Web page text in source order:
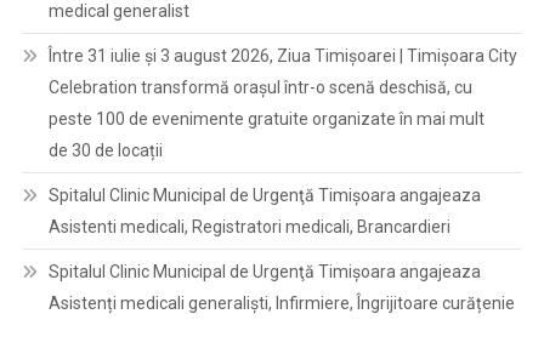
medical generalist
Între 31 iulie și 3 august 2026, Ziua Timișoarei | Timișoara City
Celebration transformă orașul într-o scenă deschisă, cu
peste 100 de evenimente gratuite organizate în mai mult
de 30 de locații
Spitalul Clinic Municipal de Urgenţă Timişoara angajeaza
Asistenti medicali, Registratori medicali, Brancardieri
Spitalul Clinic Municipal de Urgenţă Timişoara angajeaza
Asistenți medicali generaliști, Infirmiere, Îngrijitoare curățenie